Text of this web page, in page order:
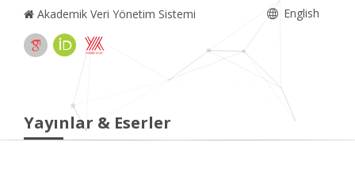
Akademik Veri Yönetim Sistemi English
Yayınlar & Eserler